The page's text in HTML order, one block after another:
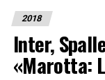
2018
Inter,
«Marotta: